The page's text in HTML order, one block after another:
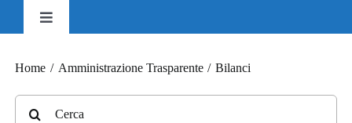
AMMINISTRAZIONE TRASPARENTE
Toggle
Home Amministrazione Trasparente Bilanci